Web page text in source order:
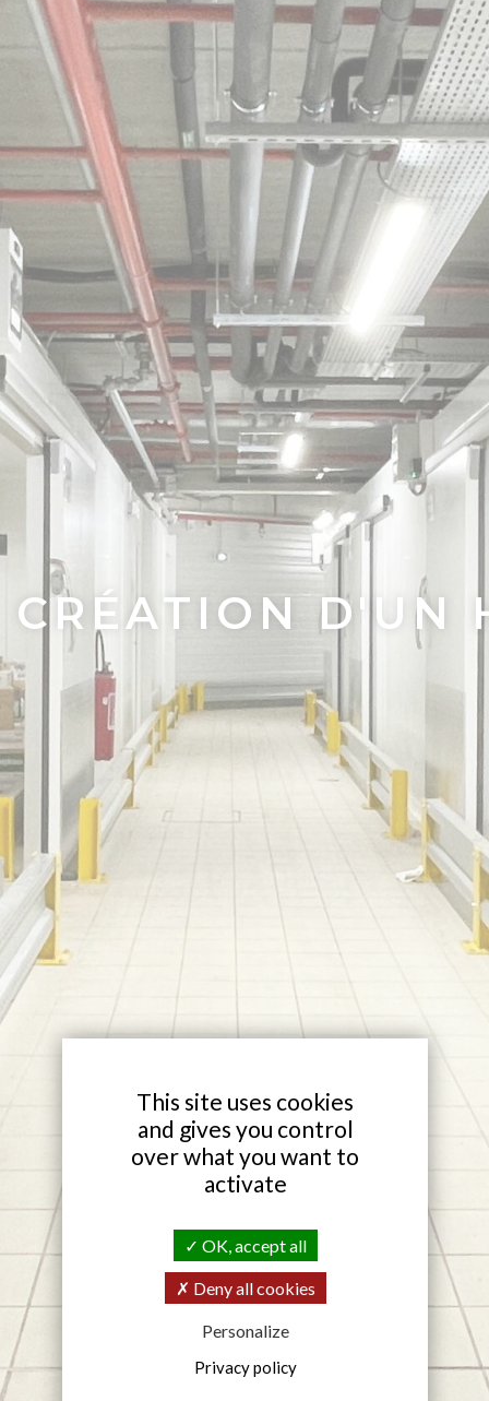
CRÉATION D'UN
This site uses cookies
and gives you control
over what you want to
activate
OK, accept all
Deny all cookies
Personalize
Privacy policy